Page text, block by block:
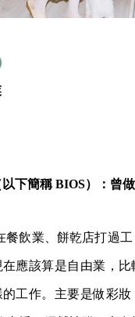
下簡稱 BIOS）：曾
餐飲業、餅乾店打過
應該算是自由業，
工作。主要是做彩